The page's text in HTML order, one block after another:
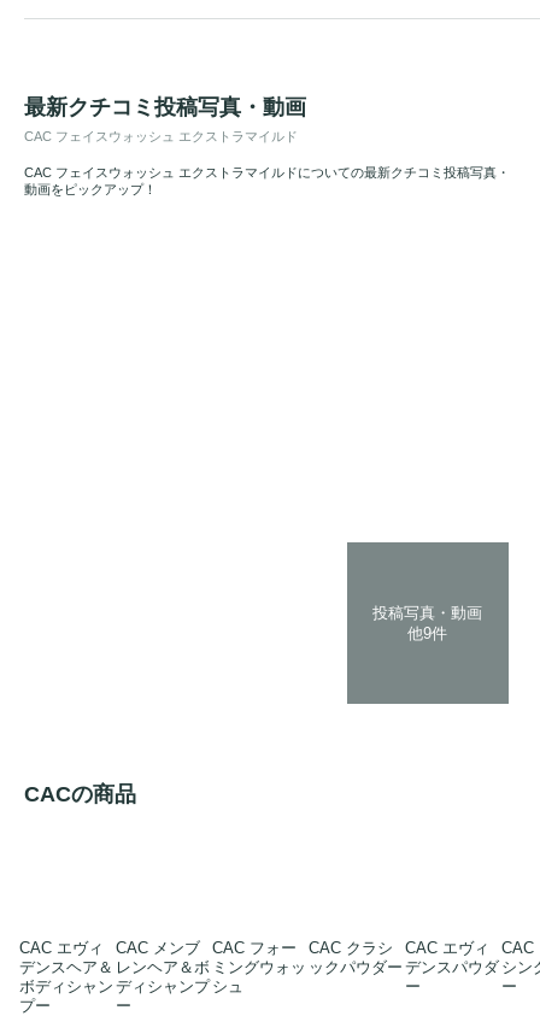
最新クチコミ投稿写真・動画
CAC フェイスウォッシュ エクストラマイルド
CAC フェイスウォッシュ エクストラマイルドについての最新クチコミ投稿写真・
動画をピックアップ！
投稿写真・動画
他9件
CACの商品
CAC エヴィ
デンスヘア＆
ボディシャン
プー
CAC メンブ
レンヘア＆ボ
ディシャンプ
ー
CAC フォー
ミングウォッ
シュ
CAC クラシ
ックパウダー
CAC エヴィ
デンスパウダ
ー
CAC
シン
ー